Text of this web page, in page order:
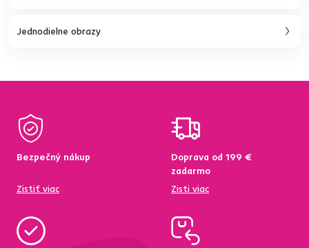
Jednodielne obrazy
Bezpečný nákup
Zistiť viac
Doprava od 199 €
zadarmo
Zisti viac